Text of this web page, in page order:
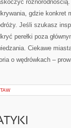
gdzie konkret
Jeśli szukasz
perełki poza
Ciekawe
o wędrówkach –